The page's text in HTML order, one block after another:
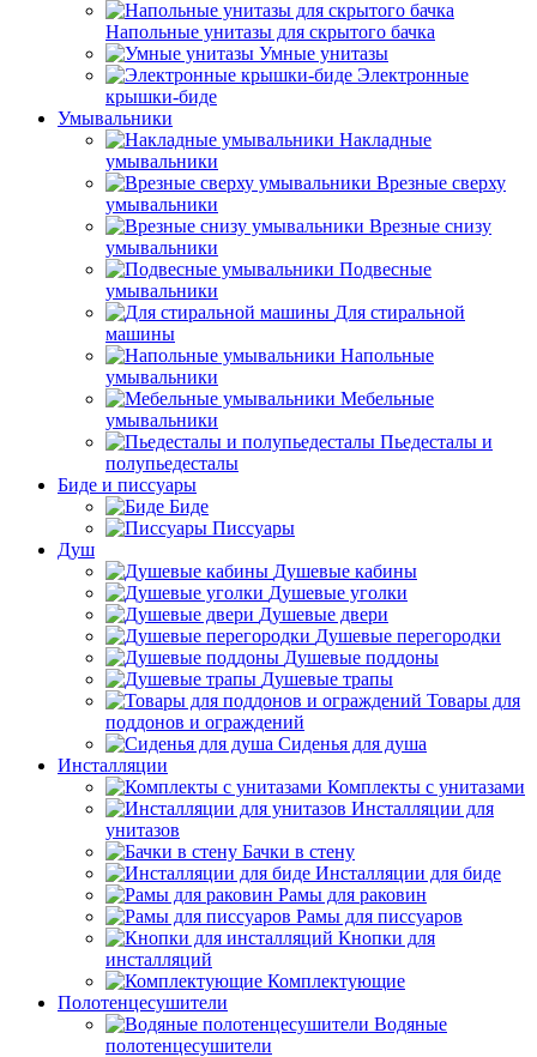
Напольные унитазы для скрытого бачка
Умные унитазы
Электронные
крышки-биде
Умывальники
Накладные
умывальники
Врезные сверху
умывальники
Врезные снизу
умывальники
Подвесные
умывальники
Для стиральной
машины
Напольные
умывальники
Мебельные
умывальники
Пьедесталы и
полупьедесталы
Биде и писсуары
Биде
Писсуары
Душ
Душевые кабины
Душевые уголки
Душевые двери
Душевые перегородки
Душевые поддоны
Душевые трапы
Товары для
поддонов и ограждений
Сиденья для душа
Инсталляции
Комплекты с унитазами
Инсталляции для
унитазов
Бачки в стену
Инсталляции для биде
Рамы для раковин
Рамы для писсуаров
Кнопки для
инсталляций
Комплектующие
Полотенцесушители
Водяные
полотенцесушители